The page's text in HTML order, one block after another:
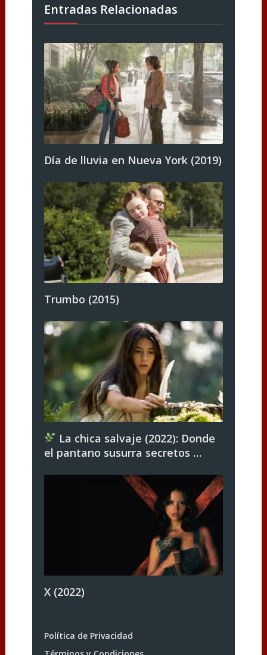
Entradas Relacionadas
Día de lluvia en Nueva York (2019)
Trumbo (2015)
La chica salvaje (2022): Donde
el pantano susurra secretos …
X (2022)
Política de Privacidad